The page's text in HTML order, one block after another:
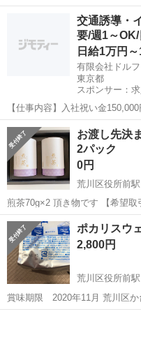
色々楽しめて体がぽかぽかしま
荒川区役所
交通誘導・
要/週1～
日給1万円
有限会社ドル
東京都
スポンサー：
【仕事内容】入社祝い金
行直帰OK ・一部車・自転車・
週払いOK、現金手渡しも可能
で...
アルバイト・パート
お渡し先決
2パック
0円
荒川区役所前駅
煎茶70g×2 頂き物です 【希望取引場所】指定スーパー すぐに取りに来
れる方優先にいたします 最寄り駅より徒歩6分 上記の条件に合わせて
くださる方を優先させていただきます。 ドタキャンしな
のためサイ...
東京 荒川区 荒川区役
ポカリス
2,800円
荒川区役所前駅
賞味期限 2020年11月 荒川区か台東区か小伝馬町辺りに取りに来て下
さる方が嬉しいです。